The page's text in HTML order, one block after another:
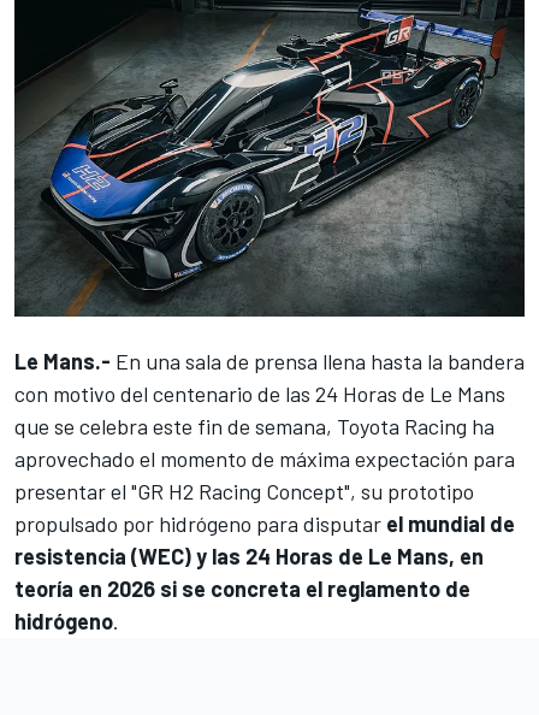
Le Mans.- En una sala de prensa llena hasta la bandera
con motivo del centenario de las 24 Horas de Le Mans
que se celebra este fin de semana, Toyota Racing ha
aprovechado el momento de máxima expectación para
presentar el "GR H2 Racing Concept", su prototipo
propulsado por hidrógeno para disputar el mundial de
resistencia (WEC) y las 24 Horas de Le Mans, en
teoría en 2026 si se concreta el reglamento de
hidrógeno.